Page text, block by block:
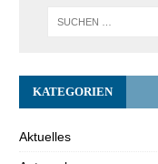
KATEGORIEN
Aktuelles